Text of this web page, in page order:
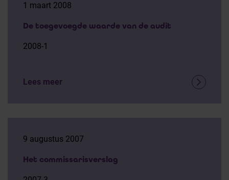
1 maart 2008
De toegevoegde waarde van de audit
2008-1
Lees meer
9 augustus 2007
Het commissarisverslag